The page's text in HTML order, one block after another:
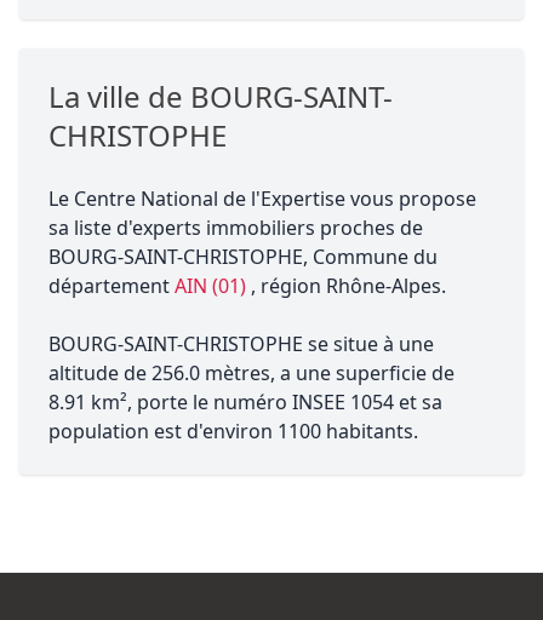
La ville de BOURG-SAINT-
CHRISTOPHE
Le Centre National de l'Expertise vous propose
sa liste d'experts immobiliers proches de
BOURG-SAINT-CHRISTOPHE, Commune du
départementAIN (01) , région Rhône-Alpes.
BOURG-SAINT-CHRISTOPHE se situe à une
altitude de 256.0 mètres, a une superficie de
8.91 km², porte le numéro INSEE 1054 et sa
population est d'environ 1100 habitants.